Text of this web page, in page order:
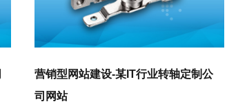
营销型网站建设-某IT行业转轴定制公
司网站